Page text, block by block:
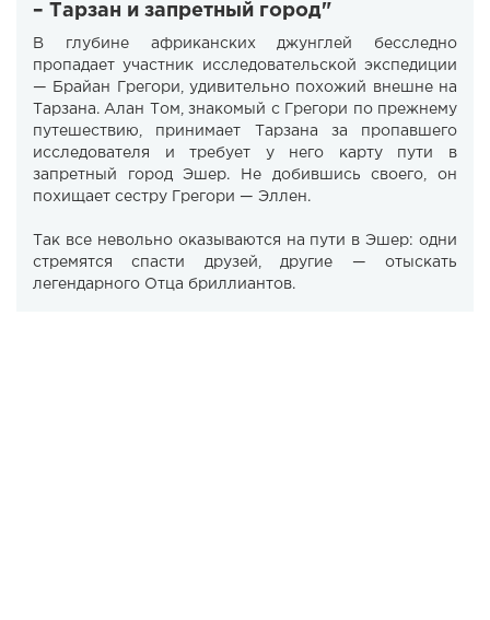
– Тарзан и запретный город"
В глубине африканских джунглей бесследно
пропадает участник исследовательской экспедиции
— Брайан Грегори, удивительно похожий внешне на
Тарзана. Алан Том, знакомый с Грегори по прежнему
путешествию, принимает Тарзана за пропавшего
исследователя и требует у него карту пути в
запретный город Эшер. Не добившись своего, он
похищает сестру Грегори — Эллен.
Так все невольно оказываются на пути в Эшер: одни
стремятся спасти друзей, другие — отыскать
легендарного Отца бриллиантов.